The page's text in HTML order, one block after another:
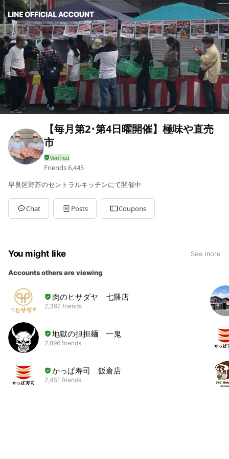
【毎月第2･第4日曜開催】極味や直売
市
Friends6,445
早良区野芥のセントラルキッチンにて開催中
Chat Posts Coupons
You might like See more
Accounts others are viewing
肉のヒサダヤ 七隈店
2,397 friends
地獄の担担麺 一鬼
2,896 friends
かっぱ寿司 飯倉店
2,451 friends